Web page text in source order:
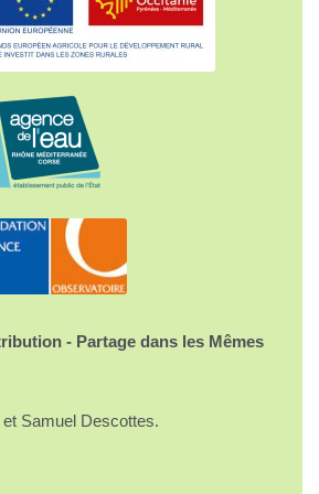
- Partage dans les Mêmes
Samuel Descottes.